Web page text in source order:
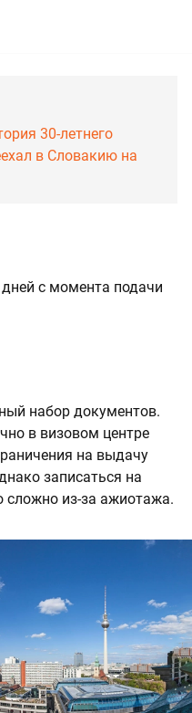
30-летнего
в Словакию на
с момента подачи
набор документов.
в визовом центре
на выдачу
записаться на
сложно из-за ажиотажа.